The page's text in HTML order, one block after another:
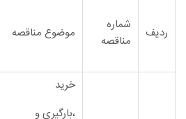
ردیف
شماره
مناقصه
موضوع مناقصه
خرید
،بارگیریو